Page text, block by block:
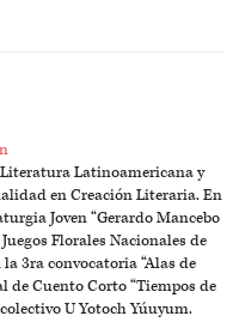
Latinoamericana y
en Creación Literaria. En
Joven “Gerardo Mancebo
Florales Nacionales de
3ra convocatoria “Alas de
de Cuento Corto “Tiempos de
U Yotoch Yúuyum.